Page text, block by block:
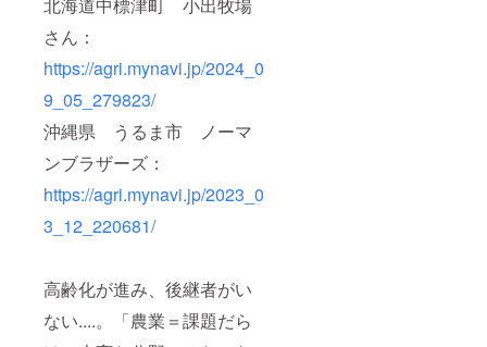
さん：
https://agri.mynavi.jp/2024_0
9_05_279823/
沖縄県 うるま市 ノーマ
ンブラザーズ：
https://agri.mynavi.jp/2023_0
3_12_220681/
高齢化が進み、後継者がい
ない....。「農業＝課題だら